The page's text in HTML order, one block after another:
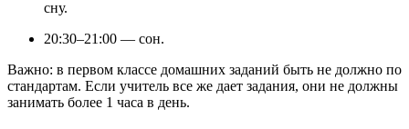
сну.
20:30–21:00 — сон.
Важно: в первом классе домашних заданий быть не должно по
стандартам. Если учитель все же дает задания, они не должны
занимать более 1 часа в день.